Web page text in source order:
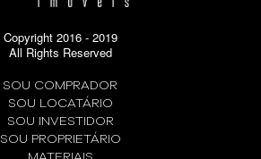
Copyright 2016 - 2019
All Rights Reserved
SOU COMPRADOR
SOU LOCATÁRIO
SOU INVESTIDOR
SOU PROPRIETÁRIO